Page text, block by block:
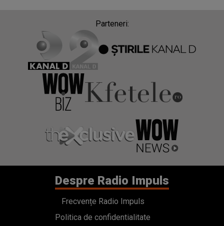
Parteneri:
Despre Radio Impuls
Frecvențe Radio Impuls
Politica de confidentialitate